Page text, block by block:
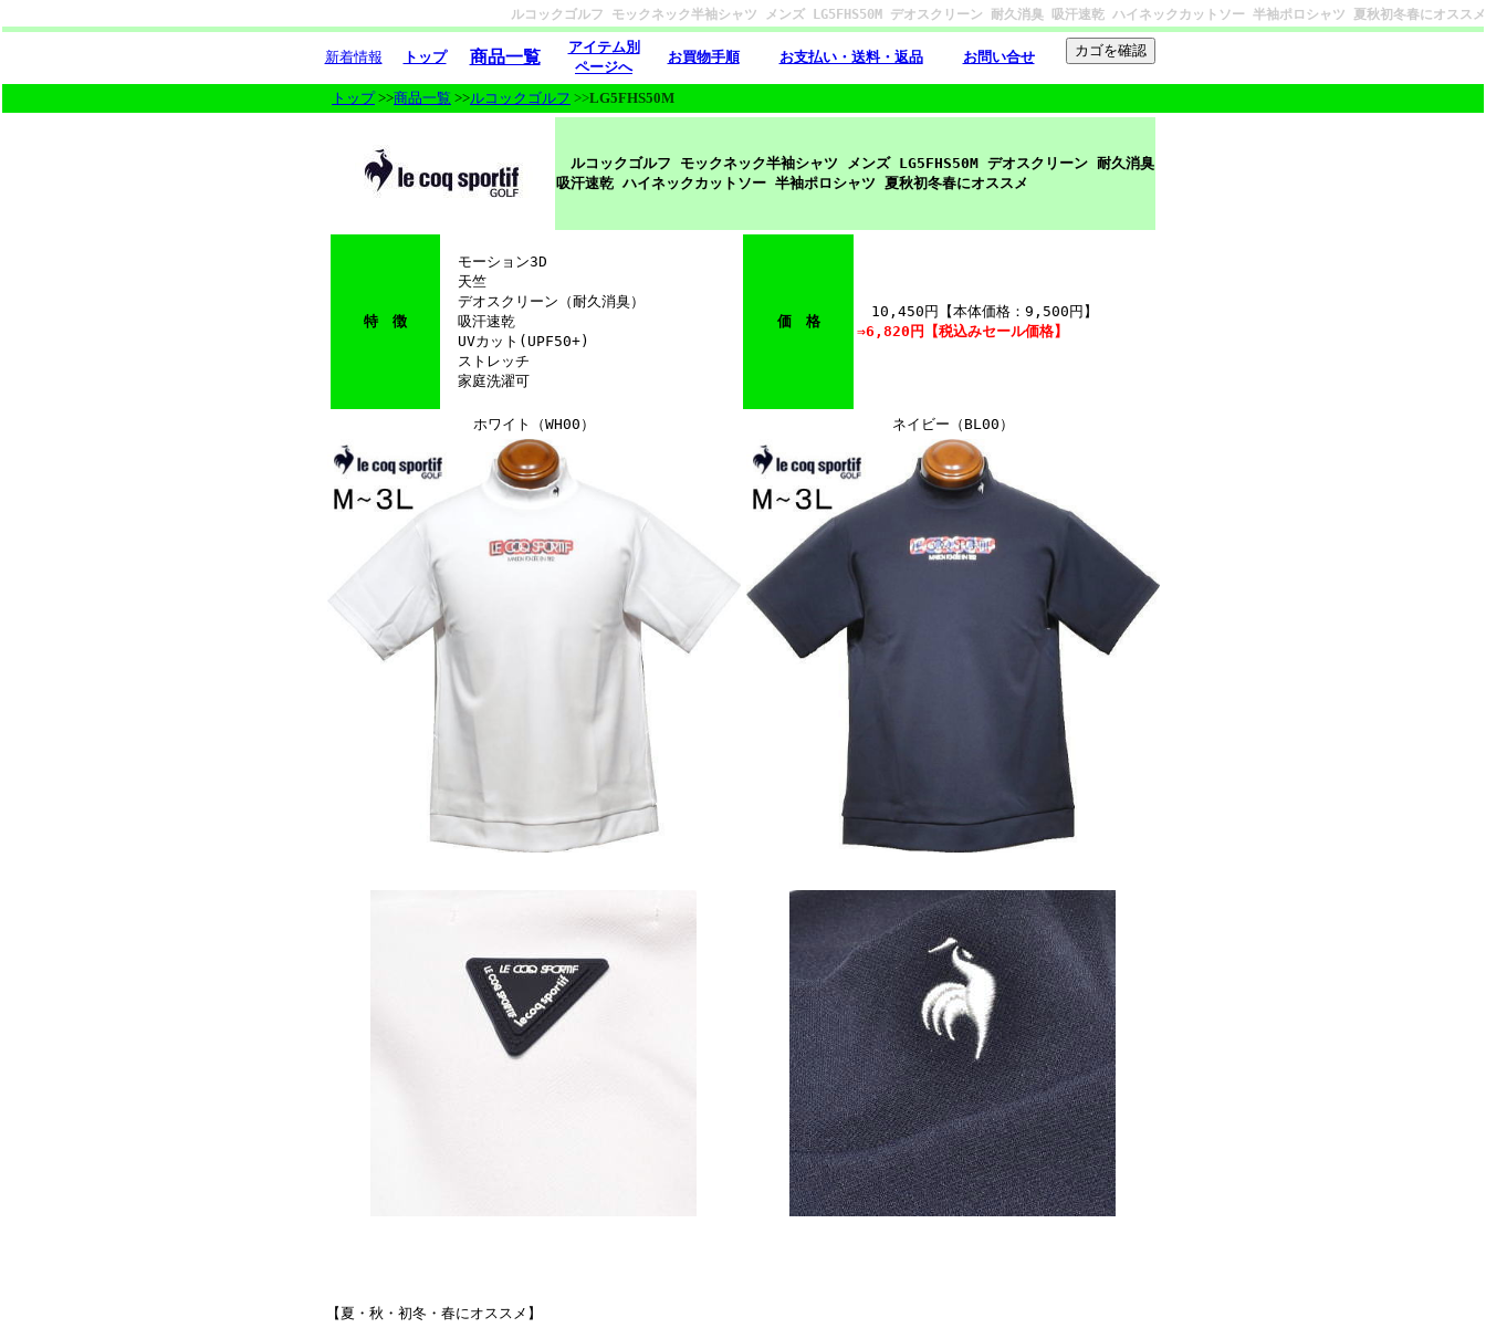
ルコックゴルフ モックネック半袖シャツ メンズ LG5FHS50M デオスクリーン 耐久消臭 吸汗速乾 ハイネックカットソー 半袖ポロシャツ 夏秋初冬春にオススメ
新着情報 トップ 商品一覧
アイテム別
ページへ
お買物手順 お支払い・送料・返品 お問い合せ
トップ>>商品一覧 >>ルコックゴルフ >>LG5FHS50M
ルコックゴルフ モックネック半袖シャツ メンズ LG5FHS50M デオスクリーン 耐久消臭
吸汗速乾 ハイネックカットソー 半袖ポロシャツ 夏秋初冬春にオススメ
特 徴
モーション3D
天竺
デオスクリーン（耐久消臭）
吸汗速乾
UVカット(UPF50+)
ストレッチ
家庭洗濯可
価 格
10,450円【本体価格：9,500円】
⇒6,820円【税込みセール価格】
ホワイト（WH00） ネイビー（BL00）
【夏・秋・初冬・春にオススメ】